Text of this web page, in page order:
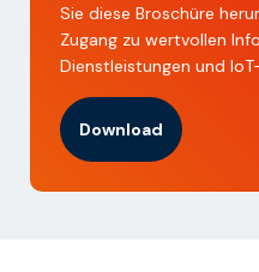
Sie diese Broschüre
Zugang zu wertvollen
Dienstleistungen und
Download